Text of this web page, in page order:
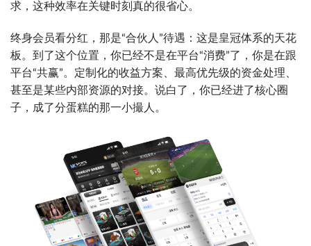
求，这种效率在关键时刻真的很省心。
终身会员看分红，那是“合伙人”待遇：这是皇冠体系的天花
板。到了这个位置，你已经不是在平台“消费”了，你是在跟
平台“共赢”。定制化的收益方案、最高优先级的资金处理、
甚至是某些内部资源的对接。说白了，你已经进了核心圈
子，成了分蛋糕的那一小撮人。